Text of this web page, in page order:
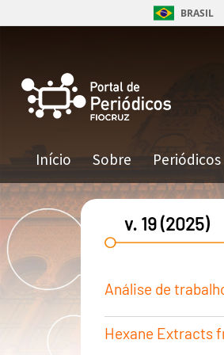
Pular para o conteúdo principal BRASIL
Navegação
Início Sobre Periódicos
v. 19 (2025)
Análise de
Hexane Extracts